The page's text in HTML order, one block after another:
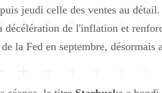
jeudi celle des ventes au détail.
décélération de l'inflation et
la Fed en septembre, désormais